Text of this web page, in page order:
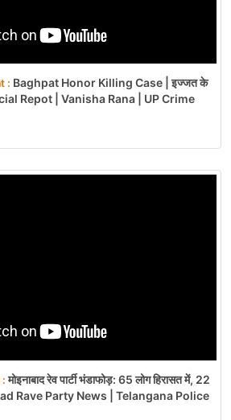
: Baghpat Honor Killing Case | इज्जत के
Repot | Vanisha Rana | UP Crime
मोइनाबाद रेव पार्टी भंडाफोड़: 65 लोग हिरासत में, 22
Rave Party News | Telangana Police